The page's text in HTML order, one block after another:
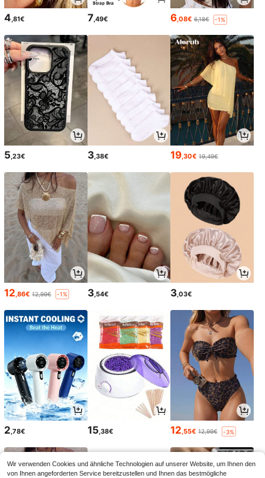
4,81€ 7,49€ 6,08€ 6,18€ -1%
5,23€ 3,38€ 19,30€ 19,49€
12 ,86€ 12,99€ -1% 3,54€ 3 ,03€
2 ,78€ 15 ,38€ 12 ,55€ 12,99€ -3%
Wir verwenden Cookies und ähnliche Technologien auf unserer Website, um Ihnen den
von Ihnen angeforderten Service bereitzustellen und Ihnen das bestmögliche